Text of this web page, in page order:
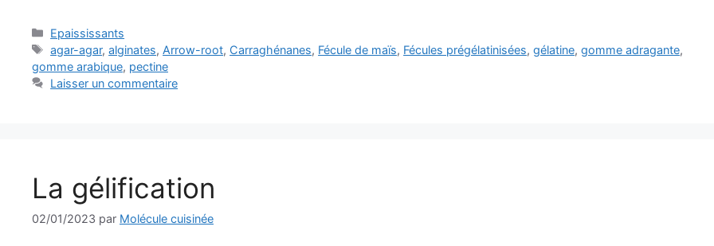
Catégories
Epaississants
Étiquettes
agar-agar,alginates, Arrow-root, Carraghénanes, Fécule de maïs, Fécules prégélatinisées,gélatine,gomme adragante,
gomme arabique, pectine
Laisser un commentaire
La gélification
02/01/2023 par Molécule cuisinée